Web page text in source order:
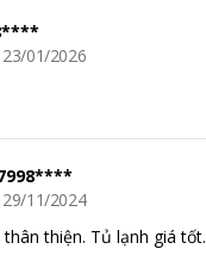
giúp mọi
0°C hỗ trợ
23/01/2026
11/2024
thiện. Tủ lạnh giá tốt.